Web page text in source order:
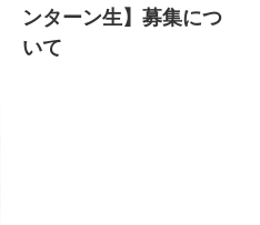
ンターン生】募集につ
いて